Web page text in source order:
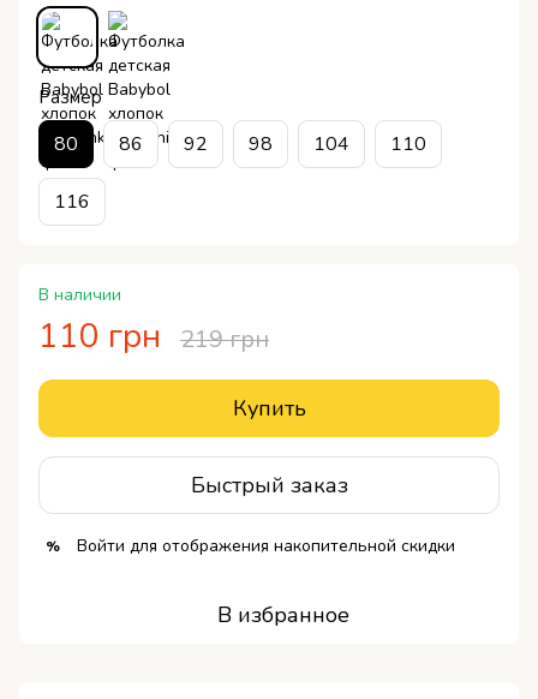
Размер
80 86 92 98 104 110
116
В наличии
110 грн 219 грн
Купить
Быстрый заказ
% Войти для отображения накопительной скидки
В избранное